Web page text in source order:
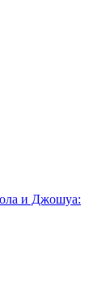
и Джошуа: